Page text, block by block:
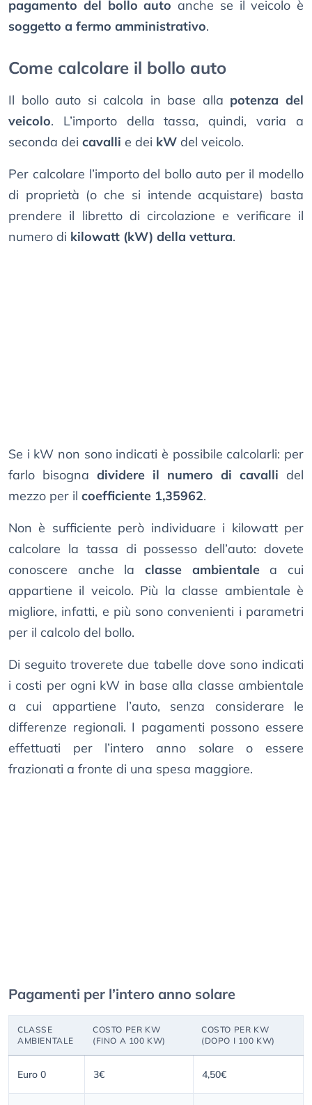
pagamento del bollo auto anche se il veicolo è
soggetto a fermo amministrativo.
Come calcolare il bollo auto
Il bollo auto si calcola in base alla potenza del
veicolo. L’importo della tassa, quindi, varia a
seconda dei cavalli e dei kW del veicolo.
Per calcolare l’importo del bollo auto per il modello
di proprietà (o che si intende acquistare) basta
prendere il libretto di circolazione e verificare il
numero di kilowatt (kW) della vettura.
Se i kW non sono indicati è possibile calcolarli: per
farlo bisogna dividere il numero di cavalli del
mezzo per il coefficiente 1,35962.
Non è sufficiente però individuare i kilowatt per
calcolare la tassa di possesso dell’auto: dovete
conoscere anche la classe ambientalea cui
appartiene il veicolo. Più la classe ambientale è
migliore, infatti, e più sono convenienti i parametri
per il calcolo del bollo.
Di seguito troverete due tabelle dove sono indicati
i costi per ogni kW in base alla classe ambientale
a cui appartiene l’auto, senza considerare le
differenze regionali. I pagamenti possono essere
effettuati per l’intero anno solare o essere
frazionati a fronte di una spesa maggiore.
Pagamenti per l’intero anno solare
CLASSE
AMBIENTALE
COSTO PER KW
(FINO A 100 KW)
COSTO PER KW
(DOPO I 100 KW)
Euro 0 3€ 4,50€